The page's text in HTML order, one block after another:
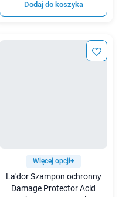
Dodaj do koszyka
Więcej opcji+
La'dor Szampon ochronny
Damage Protector Acid